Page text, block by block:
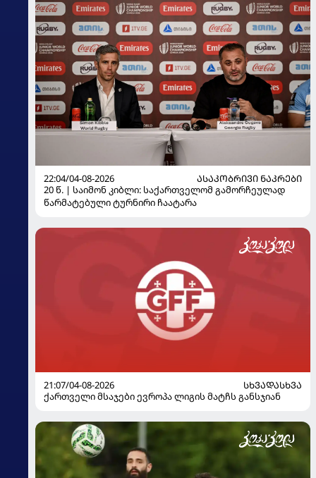
22:04/04-08-2026
ᲐᲡᲐᲙᲝᲑᲠᲘᲕᲘ ᲜᲐᲙᲠᲔᲑᲘ
20 წ. | საიმონ კიბლი: საქართველომ გამორჩეულად
წარმატებული ტურნირი ჩაატარა
21:07/04-08-2026
ᲡᲮᲕᲐᲓᲐᲡᲮᲕᲐ
ქართველი მსაჯები ევროპა ლიგის მატჩს განსჯიან